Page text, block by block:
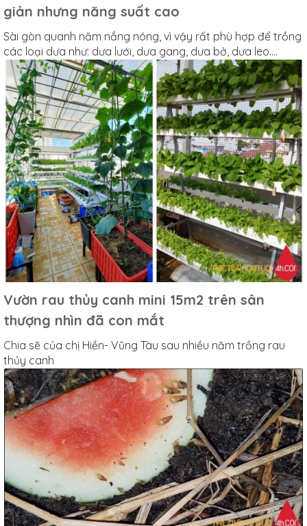
giản nhưng năng suất cao
Sài gòn quanh năm nắng nóng, vì vậy rất phù hợp để trồng
các loại dưa như: dưa lưới, dưa gang, dưa bở, dưa leo....
Vườn rau thủy canh mini 15m2 trên sân
thượng nhìn đã con mắt
Chia sẽ của chị Hiền- Vũng Tàu sau nhiều năm trồng rau
thủy canh